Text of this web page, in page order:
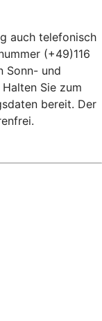
auch telefonisch
(+49)116
Sonn- und
Sie zum
bereit. Der